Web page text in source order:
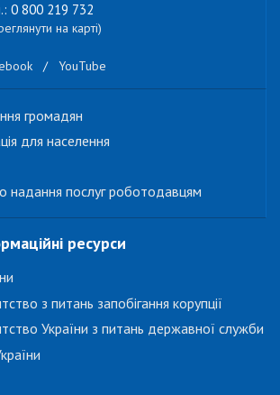
0 800 219 732
на карті)
/ YouTube
громадян
для населення
надання послуг роботодавцям
ресурси
з питань запобігання корупції
України з питань державної служби